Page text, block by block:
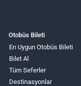
Otobüs Bileti
En Uygun Otobüs Bileti
Bilet Al
Tüm Seferler
Destinasyonlar